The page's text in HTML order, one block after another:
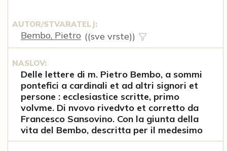
AUTOR/STVARATELJ:
Bembo, Pietro ((sve vrste))
NASLOV:
Delle lettere di m. Pietro Bembo, a sommi
pontefici a cardinali et ad altri signori et
persone : ecclesiastice scritte, primo
volvme. Di nvovo rivedvto et corretto da
Francesco Sansovino. Con la giunta della
vita del Bembo, descritta per il medesimo